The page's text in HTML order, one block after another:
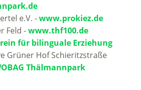
e.V. -www.prokiez.de
Feld -www.thf100.de
für bilinguale Erziehung
Grüner Hof Schieritzstraße
Thälmannpark